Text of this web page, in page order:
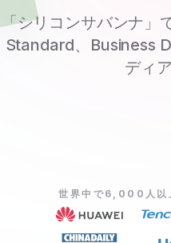
「シリコンサバンナ」
Standard、Business
ディ
世界中で6,000人以